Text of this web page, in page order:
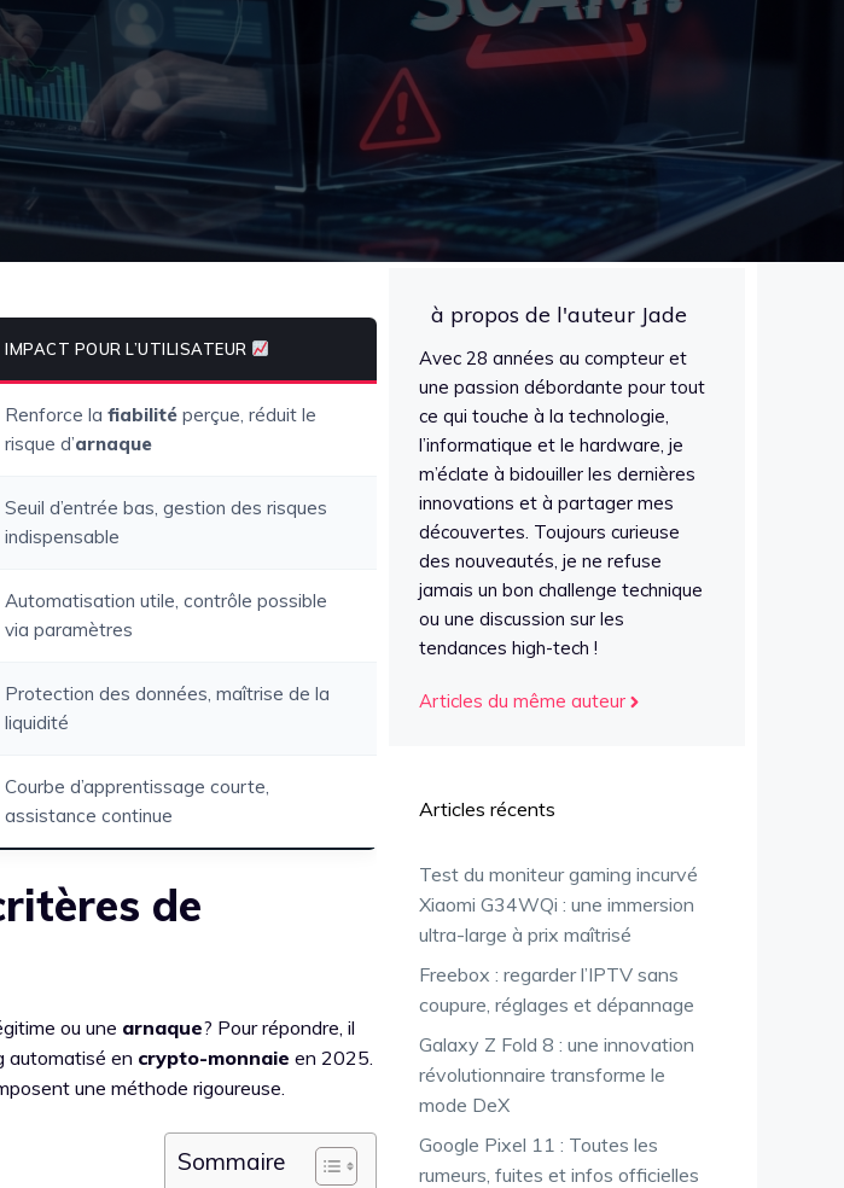
IMPACT POUR L’UTILISATEUR
Renforce la fiabilité perçue, réduit le
risque d’arnaque
Seuil d’entrée bas, gestion des risques
indispensable
Automatisation utile, contrôle possible
via paramètres
Protection des données, maîtrise de la
liquidité
Courbe d’apprentissage courte,
assistance continue
de
ou une arnaque? Pour répondre, il
automatisé en crypto-monnaie en 2025.
une méthode rigoureuse.
Sommaire
à propos de l'auteur Jade
Avec 28 années au compteur et
une passion débordante pour tout
ce qui touche à la technologie,
l’informatique et le hardware, je
m’éclate à bidouiller les dernières
innovations et à partager mes
découvertes. Toujours curieuse
des nouveautés, je ne refuse
jamais un bon challenge technique
ou une discussion sur les
tendances high-tech !
Articles du même auteur
Articles récents
Test du moniteur gaming incurvé
Xiaomi G34WQi : une immersion
ultra-large à prix maîtrisé
Freebox : regarder l’IPTV sans
coupure, réglages et dépannage
Galaxy Z Fold 8 : une innovation
révolutionnaire transforme le
mode DeX
Google Pixel 11 : Toutes les
rumeurs, fuites et infos officielles